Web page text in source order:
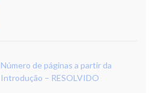
Número de páginas a partir da
Introdução – RESOLVIDO